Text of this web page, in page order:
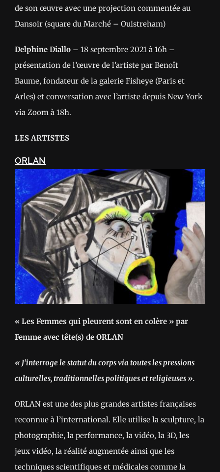
de son œuvre avec une projection commentée au
Dansoir (square du Marché – Ouistreham)
Delphine Diallo – 18 septembre 2021 à 16h –
présentation de l’œuvre de l’artiste par Benoît
Baume, fondateur de la galerie Fisheye (Paris et
Arles) et conversation avec l’artiste depuis New York
via Zoom à 18h.
LES ARTISTES
ORLAN
« Les Femmes qui pleurent sont en colère » par
Femme avec tête(s) de ORLAN
« J’interroge le statut du corps via toutes les pressions
culturelles, traditionnelles politiques et religieuses ».
ORLAN est une des plus grandes artistes françaises
reconnue à l’international. Elle utilise la sculpture, la
photographie, la performance, la vidéo, la 3D, les
jeux vidéo, la réalité augmentée ainsi que les
techniques scientifiques et médicales comme la